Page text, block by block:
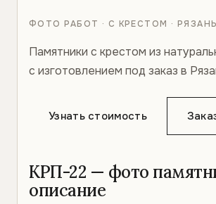
ФОТО РАБОТ · С КРЕСТОМ · РЯЗАНЬ
Памятники с крестом из
с изготовлением под заказ в
Узнать стоимость
КРП-22 — фото
описание